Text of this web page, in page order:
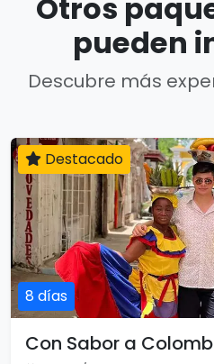
Otros
pueden
Descubre más
8 días
Destacado
Con Sabor a